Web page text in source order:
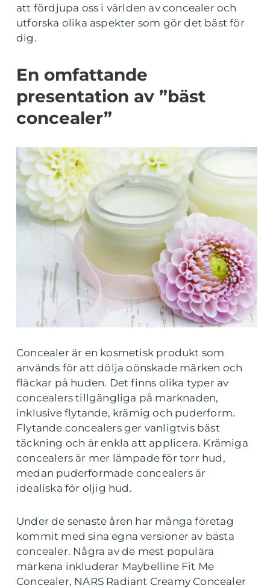
att fördjupa oss i världen av concealer och
utforska olika aspekter som gör det bäst för
dig.
En omfattande
presentation av ”bäst
concealer”
Concealer är en kosmetisk produkt som
används för att dölja oönskade märken och
fläckar på huden. Det finns olika typer av
concealers tillgängliga på marknaden,
inklusive flytande, krämig och puderform.
Flytande concealers ger vanligtvis bäst
täckning och är enkla att applicera. Krämiga
concealers är mer lämpade för torr hud,
medan puderformade concealers är
idealiska för oljig hud.
Under de senaste åren har många företag
kommit med sina egna versioner av bästa
concealer. Några av de mest populära
märkena inkluderar Maybelline Fit Me
Concealer, NARS Radiant Creamy Concealer